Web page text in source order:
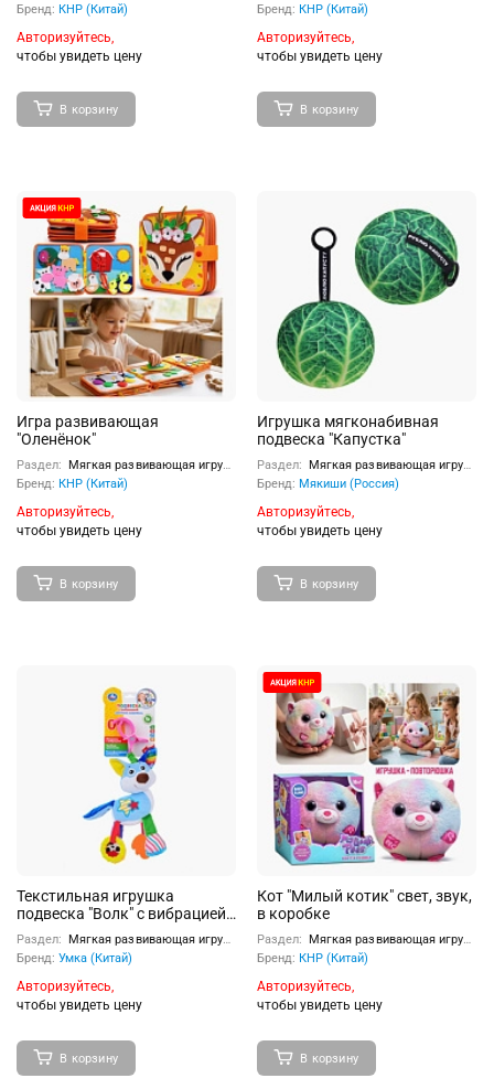
Бренд: КНР (Китай)
Авторизуйтесь,
чтобы увидеть цену
В корзину
Бренд: КНР (Китай)
Авторизуйтесь,
чтобы увидеть цену
В корзину
Игра развивающая
"Оленёнок"
Раздел:
Мягкая развивающая игрушка
Бренд: КНР (Китай)
Авторизуйтесь,
чтобы увидеть цену
В корзину
Игрушка мягконабивная
подвеска "Капустка"
Раздел:
Мягкая развивающая игрушка
Бренд: Мякиши (Россия)
Авторизуйтесь,
чтобы увидеть цену
В корзину
Текстильная игрушка
подвеска "Волк" с вибрацией
на блистере
Раздел:
Мягкая развивающая игрушка
Бренд: Умка (Китай)
Авторизуйтесь,
чтобы увидеть цену
В корзину
Кот "Милый котик" свет, звук,
в коробке
Раздел:
Мягкая развивающая игрушка
Бренд: КНР (Китай)
Авторизуйтесь,
чтобы увидеть цену
В корзину